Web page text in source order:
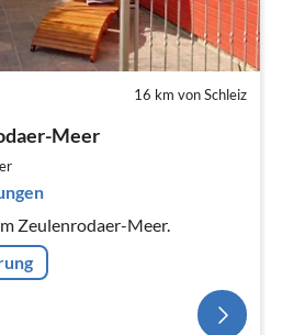
16 km von Schleiz
Meer
Zeulenrodaer-Meer.